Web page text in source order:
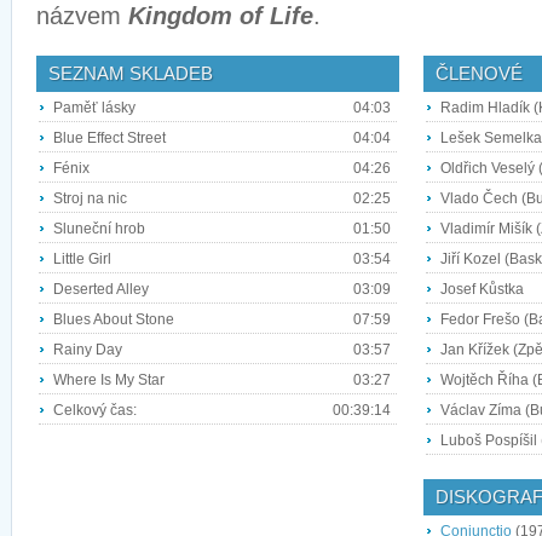
názvem Kingdom of Life.
SEZNAM SKLADEB
Paměť lásky
04:03
Blue Effect Street
04:04
Fénix
04:26
Stroj na nic
02:25
Sluneční hrob
01:50
Little Girl
03:54
Deserted Alley
03:09
Blues About Stone
07:59
Rainy Day
03:57
Where Is My Star
03:27
Celkový čas:
00:39:14
ČLENOVÉ
Radim Hladík
Lešek
Oldřich Veselý
Vlado Čech
Vladimír Mišík
Jiří Kozel
Josef Kůstka
Fedor Frešo
Jan Křížek
Wojtěch Říha
Václav Zíma
Luboš Pospíšil
Coniunctio